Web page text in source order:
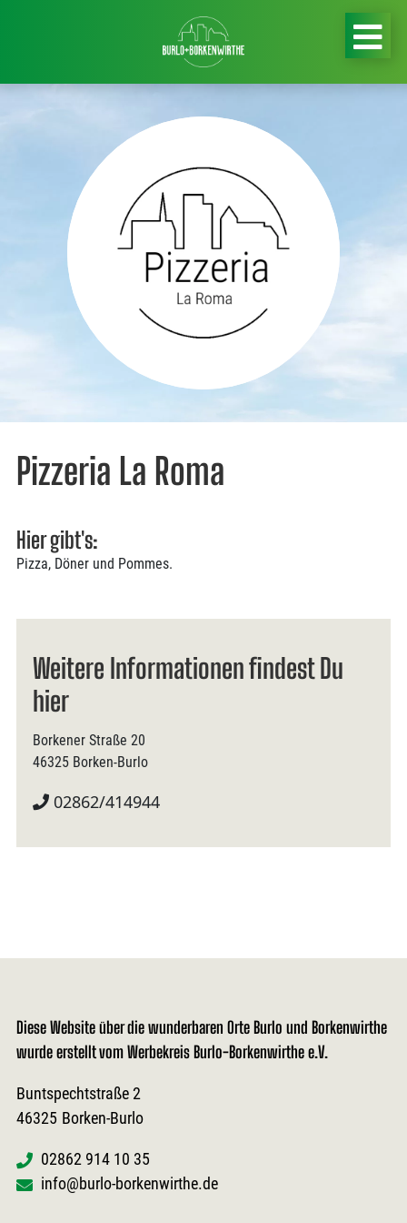
Pizzeria La Roma
Hier gibt's:
Pizza, Döner und Pommes.
Weitere Informationen findest Du
hier
Borkener Straße 20
46325 Borken-Burlo
02862/414944
Diese Website über die wunderbaren Orte Burlo und Borkenwirthe
wurde erstellt vom Werbekreis Burlo-Borkenwirthe e.V.
Buntspechtstraße 2
46325 Borken-Burlo
02862 914 10 35
info@burlo-borkenwirthe.de